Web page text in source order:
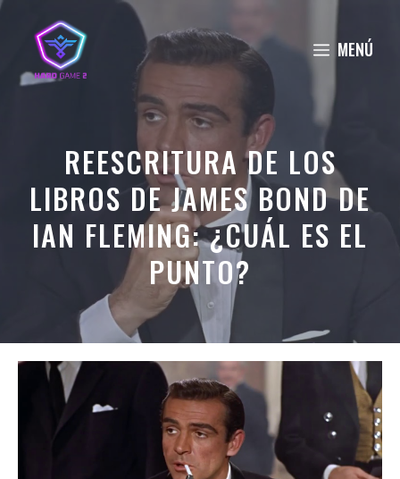
Saltar
contenido
MENÚ
REESCRITURA DE LOS
LIBROS DE JAMES BOND DE
IAN FLEMING: ¿CUÁL ES EL
PUNTO?